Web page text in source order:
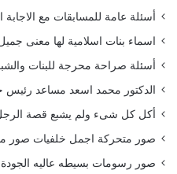
أسئلة عامة للمسابقات مع الاجابة اكثر
اسماء بنات اسلامية لها معنى
أسئلة صراحة محرجة للبنات والشباب
الدكتور محمد اسعد مساعد
أكل كل شىء ولم يشبع قصة الرجل
صور متحركة اجمل خلفيات صور
صور رسومات بسيطه عاليه الجودة